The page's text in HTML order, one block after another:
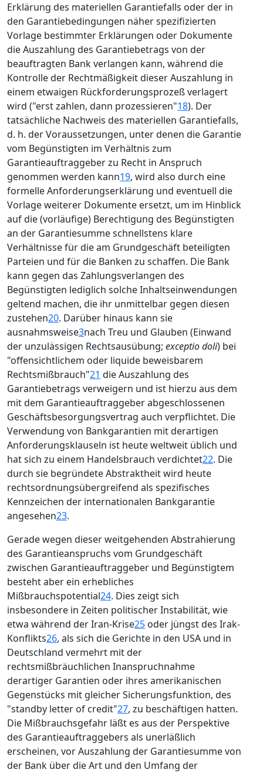
Erklärung des materiellen Garantiefalls oder der in
den Garantiebedingungen näher spezifizierten
Vorlage bestimmter Erklärungen oder Dokumente
die Auszahlung des Garantiebetrags von der
beauftragten Bank verlangen kann, während die
Kontrolle der Rechtmäßigkeit dieser Auszahlung in
einem etwaigen Rückforderungsprozeß verlagert
wird ("erst zahlen, dann prozessieren"18). Der
tatsächliche Nachweis des materiellen Garantiefalls,
d. h. der Voraussetzungen, unter denen die Garantie
vom Begünstigten im Verhältnis zum
Garantieauftraggeber zu Recht in Anspruch
genommen werden kann19, wird also durch eine
formelle Anforderungserklärung und eventuell die
Vorlage weiterer Dokumente ersetzt, um im Hinblick
auf die (vorläufige) Berechtigung des Begünstigten
an der Garantiesumme schnellstens klare
Verhältnisse für die am Grundgeschäft beteiligten
Parteien und für die Banken zu schaffen. Die Bank
kann gegen das Zahlungsverlangen des
Begünstigten lediglich solche Inhaltseinwendungen
geltend machen, die ihr unmittelbar gegen diesen
zustehen20. Darüber hinaus kann sie
ausnahmsweise3nach Treu und Glauben (Einwand
der unzulässigen Rechtsausübung; exceptio doli) bei
"offensichtlichem oder liquide beweisbarem
Rechtsmißbrauch"21 die Auszahlung des
Garantiebetrags verweigern und ist hierzu aus dem
mit dem Garantieauftraggeber abgeschlossenen
Geschäftsbesorgungsvertrag auch verpflichtet. Die
Verwendung von Bankgarantien mit derartigen
Anforderungsklauseln ist heute weltweit üblich und
hat sich zu einem Handelsbrauch verdichtet22. Die
durch sie begründete Abstraktheit wird heute
rechtsordnungsübergreifend als spezifisches
Kennzeichen der internationalen Bankgarantie
angesehen23.
Gerade wegen dieser weitgehenden Abstrahierung
des Garantieanspruchs vom Grundgeschäft
zwischen Garantieauftraggeber und Begünstigtem
besteht aber ein erhebliches
Mißbrauchspotential24. Dies zeigt sich
insbesondere in Zeiten politischer Instabilität, wie
etwa während der Iran-Krise25 oder jüngst des Irak-
Konflikts26, als sich die Gerichte in den USA und in
Deutschland vermehrt mit der
rechtsmißbräuchlichen Inanspruchnahme
derartiger Garantien oder ihres amerikanischen
Gegenstücks mit gleicher Sicherungsfunktion, des
"standby letter of credit"27, zu beschäftigen hatten.
Die Mißbrauchsgefahr läßt es aus der Perspektive
des Garantieauftraggebers als unerläßlich
erscheinen, vor Auszahlung der Garantiesumme von
der Bank über die Art und den Umfang der